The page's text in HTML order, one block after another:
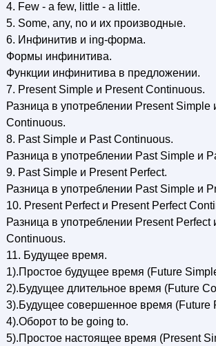
4. Few - a few, little - a little.
5. Some, any, no и их производные.
6. Инфинитив и ing-форма.
Формы инфинитива.
Функции инфинитива в предложении.
7. Present Simple и Present Continuous.
Разница в употреблении Present Simple
Continuous.
8. Past Simple и Past Continuous.
Разница в употреблении Past Simple и
9. Past Simple и Present Perfect.
Разница в употреблении Past Simple и
10. Present Perfect и Present Perfect
Разница в употреблении Present Perfect
Continuous.
11. Будущее время.
1).Простое будущее время (Future
2).Будущее длительное время (Future
3).Будущее совершенное время (Future
4).Оборот to be going to.
5).Простое настоящее время (Present